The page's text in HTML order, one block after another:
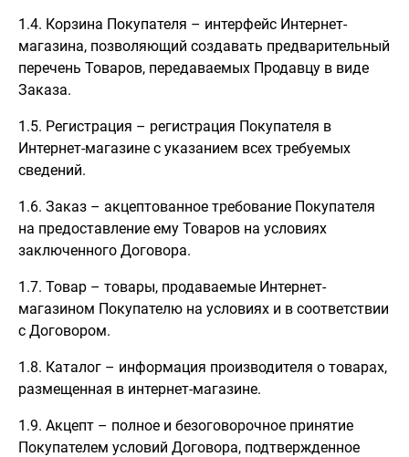
1.4. Корзина Покупателя – интерфейс Интернет-
магазина, позволяющий создавать предварительный
перечень Товаров, передаваемых Продавцу в виде
Заказа.
1.5. Регистрация – регистрация Покупателя в
Интернет-магазине с указанием всех требуемых
сведений.
1.6. Заказ – акцептованное требование Покупателя
на предоставление ему Товаров на условиях
заключенного Договора.
1.7. Товар – товары, продаваемые Интернет-
магазином Покупателю на условиях и в соответствии
с Договором.
1.8. Каталог – информация производителя о товарах,
размещенная в интернет-магазине.
1.9. Акцепт – полное и безоговорочное принятие
Покупателем условий Договора, подтвержденное